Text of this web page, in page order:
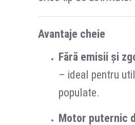
Avantaje cheie
Fără emisii și
– ideal pentru
populate.
Motor puternic